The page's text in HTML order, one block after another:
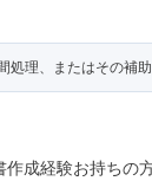
処理、またはその補
成経験お持ちの